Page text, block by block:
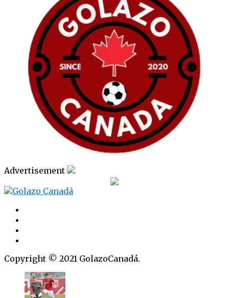
Advertisement
Copyright © 2021 GolazoCanadá.